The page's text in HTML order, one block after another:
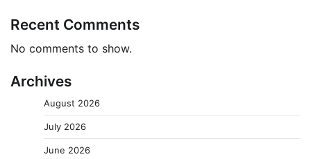
Recent Comments
No comments to show.
Archives
August 2026
July 2026
June 2026